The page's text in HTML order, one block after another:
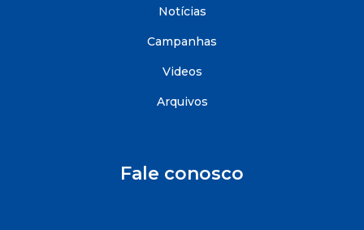
Notícias
Campanhas
Videos
Arquivos
Fale conosco